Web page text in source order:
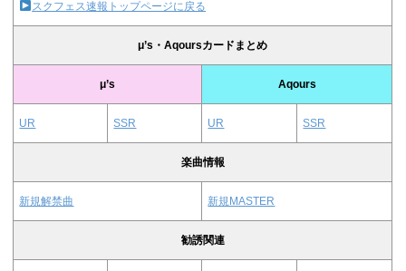
スクフェス速報トップページに戻る
μ’s・Aqoursカードまとめ
μ’s Aqours
UR SSR UR SSR
楽曲情報
新規解禁曲 新規MASTER
勧誘関連